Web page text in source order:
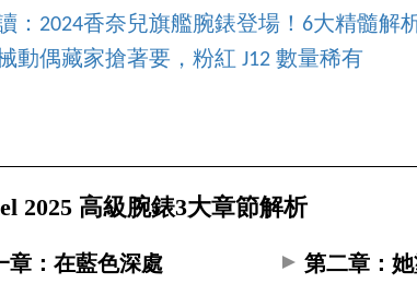
：2024香奈兒旗艦腕錶登場！6大精髓解
動偶藏家搶著要，粉紅 J12 數量稀有
2025 高級腕錶3大章節解析
章：在藍色深處 第二章：